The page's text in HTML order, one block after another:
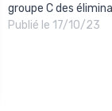
groupe C des
Publié le 17/10/23